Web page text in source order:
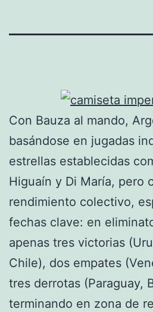
Con Bauza al mando,
basándose en jugadas
estrellas establecidas
Higuaín y Di María, pero
rendimiento colectivo,
fechas clave: en
apenas tres victorias
Chile), dos empates
tres derrotas (Paraguay,
terminando en zona de